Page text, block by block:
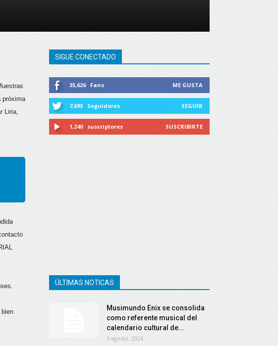
próxima
Liria,
SIGUE CONECTADO
35,626 Fans ME GUSTA
7,693 Seguidores SEGUIR
1,240 suscriptores SUSCRIBIRTE
ÚLTIMAS NOTICAS
Musimundo Enix se consolida
como referente musical del
calendario cultural de...
5 agosto, 2026